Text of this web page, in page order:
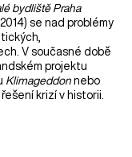
bydliště Praha
se nad problémy
V současné době
projektu
Klimageddon nebo
krizí v historii.